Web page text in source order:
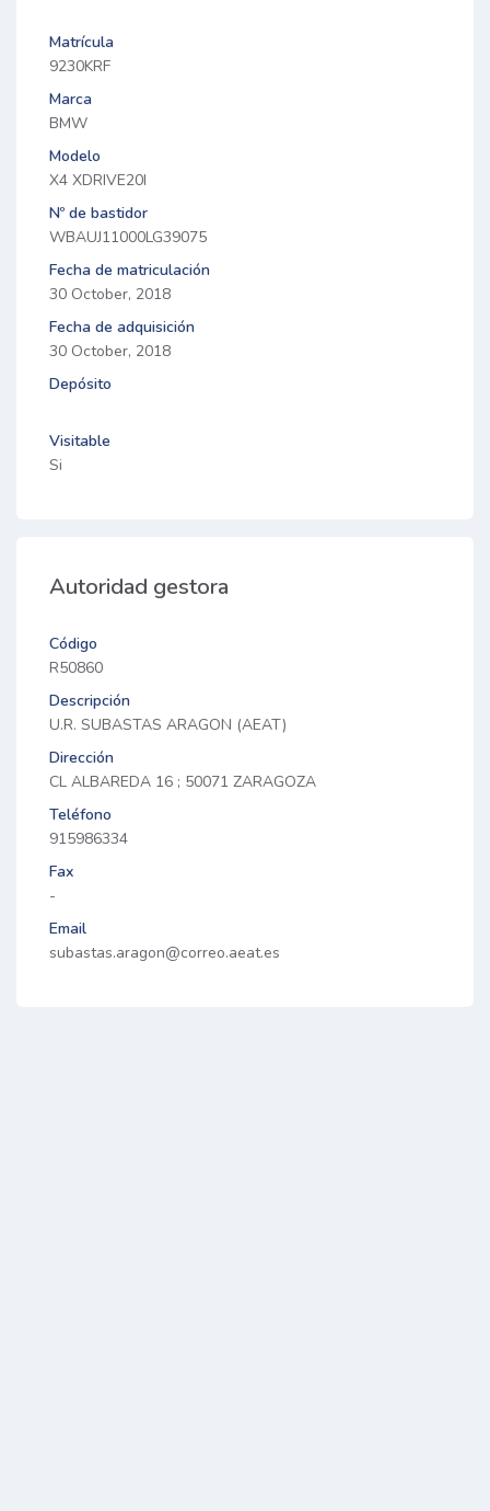
Matrícula
9230KRF
Marca
BMW
Modelo
X4 XDRIVE20I
Nº de bastidor
WBAUJ11000LG39075
Fecha de matriculación
30 October, 2018
Fecha de adquisición
30 October, 2018
Depósito
Visitable
Si
Autoridad gestora
Código
R50860
Descripción
U.R. SUBASTAS ARAGON (AEAT)
Dirección
CL ALBAREDA 16 ; 50071 ZARAGOZA
Teléfono
915986334
Fax
-
Email
subastas.aragon@correo.aeat.es